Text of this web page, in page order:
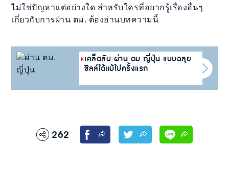
ไม่ใช่ปัญหาแต่อย่างใด สำหรับใครที่อยากรู้เรื่องอื่นๆ
เกี่ยวกับการผ่าน ตม. ต้องอ่านบทความนี้
เคล็ดลับ ผ่าน ตม ญี่ปุ่น แบบฉลุย
ชิลล์ได้แม้ไปครั้งแรก
262